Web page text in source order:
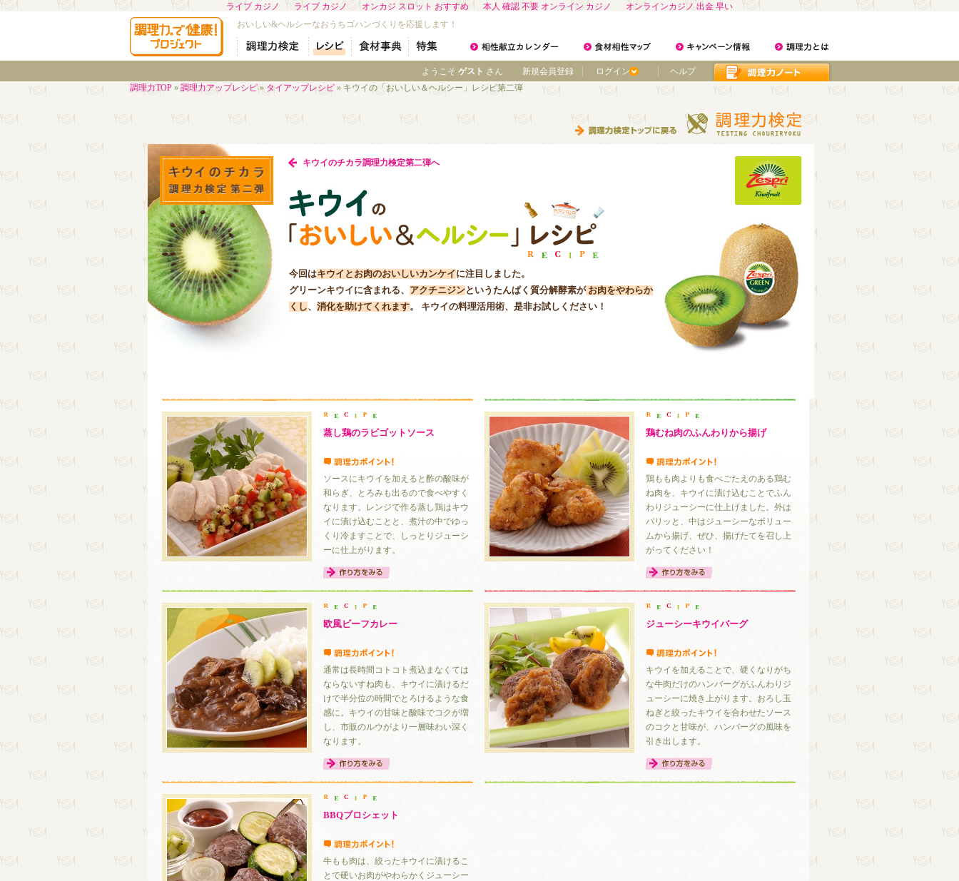
ライブ カジノ ライブ カジノ オンカジ スロット おすすめ 本人 確認 不要 オンライン カジノ
オンラインカジノ 出金 早い
おいしい&ヘルシーなおうちゴハンづくりを応援します！
ヘルプ
ログイン
新規会員登録
ようこそ ゲスト さん
調理力TOP » 調理力アップレシピ»タイアップレシピ » キウイの「おいしい＆ヘルシー」レシピ第二弾
キウイのチカラ調理力検定第二弾へ
今回はキウイとお肉のおいしいカンケイに注目しました。
グリーンキウイに含まれる、 アクチニジンというたんぱく質分解酵素が お肉をやわらか
くし、 消化を助けてくれます。 キウイの料理活用術、是非お試しください！
蒸し鶏のラビゴットソース
ソースにキウイを加えると酢の酸味が
和らぎ、とろみも出るので食べやすく
なります。レンジで作る蒸し鶏はキウ
イに漬け込むことと、煮汁の中でゆっ
くり冷ますことで、しっとりジューシ
ーに仕上がります。
鶏むね肉のふんわりから揚げ
鶏もも肉よりも食べごたえのある鶏む
ね肉を、キウイに漬け込むことでふん
わりジューシーに仕上げました。外は
パリッと、中はジューシーなボリュー
ムから揚げ、ぜひ、揚げたてを召し上
がってください！
欧風ビーフカレー
通常は長時間コトコト煮込まなくては
ならないすね肉も、キウイに漬けるだ
けで半分位の時間でとろけるような食
感に。キウイの甘味と酸味でコクが増
し、市販のルウがより一層味わい深く
なります。
ジューシーキウイバーグ
キウイを加えることで、硬くなりがち
な牛肉だけのハンバーグがふんわりジ
ューシーに焼き上がります。おろし玉
ねぎと絞ったキウイを合わせたソース
のコクと甘味が、ハンバーグの風味を
引き出します。
BBQブロシェット
牛もも肉は、絞ったキウイに漬けるこ
とで硬いお肉がやわらかくジューシー